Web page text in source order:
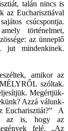
talán nincs is
az Eucharisztiával
csúcspontja.
történelmet,
az ünneplő
jut mindenkinek.
amikor az
szóltak.
Megértjük-
Azzá válunk-
Eucharisztiát?” A
az is, hogy az
felé. „Az